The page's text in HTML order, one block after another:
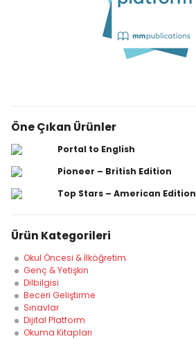
Öne Çıkan Ürünler
Portal to English
Pioneer – British Edition
Top Stars – American Edition
Ürün Kategorileri
Okul Öncesi & İlköğretim
Genç & Yetişkin
Dilbilgisi
Beceri Geliştirme
Sınavlar
Dijital Platform
Okuma Kitapları